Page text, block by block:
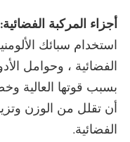
أجزاء المركبة الفضائية:
استخدام سبائك
الفضائية ، وحوامل
بسبب قوتها العالية
أن تقلل من الوزن
الفضائية.